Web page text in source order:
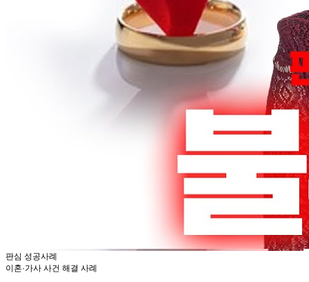
판심 성공사례
이혼·가사 사건 해결 사례